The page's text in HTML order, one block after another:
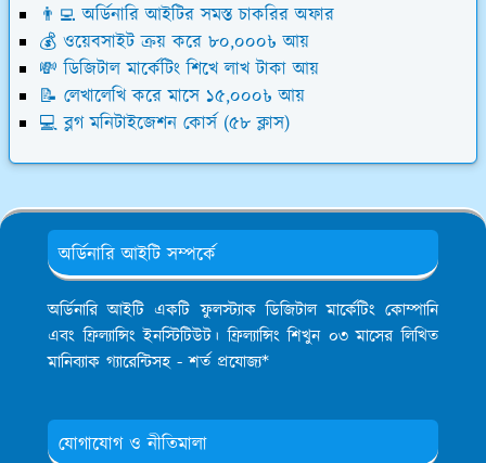
👨‍💻 অর্ডিনারি আইটির সমস্ত চাকরির অফার
💰 ওয়েবসাইট ক্রয় করে ৮০,০০০৳ আয়
💸 ডিজিটাল মার্কেটিং শিখে লাখ টাকা আয়
📝 লেখালেখি করে মাসে ১৫,০০০৳ আয়
💻 ব্লগ মনিটাইজেশন কোর্স (৫৮ ক্লাস)
অর্ডিনারি আইটি সম্পর্কে
অর্ডিনারি আইটি একটি ফুলস্ট্যাক ডিজিটাল মার্কেটিং কোম্পানি
এবং ফ্রিল্যান্সিং ইনস্টিটিউট। ফ্রিল্যান্সিং শিখুন ০৩ মাসের লিখিত
মানিব্যাক গ্যারেন্টিসহ - শর্ত প্রযোজ্য*
যোগাযোগ ও নীতিমালা